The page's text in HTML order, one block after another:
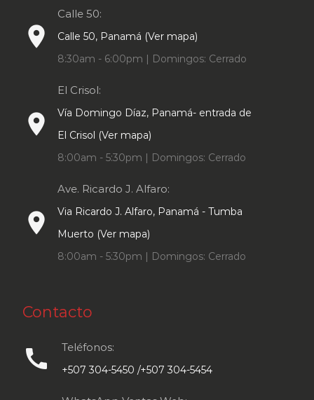
place
Calle 50:
Calle 50, Panamá (Ver mapa)
8:30am - 6:00pm | Domingos: Cerrado
place
El Crisol:
Vía Domingo Díaz, Panamá- entrada de
El Crisol (Ver mapa)
8:00am - 5:30pm | Domingos: Cerrado
place
Ave. Ricardo J. Alfaro:
Via Ricardo J. Alfaro, Panamá - Tumba
Muerto (Ver mapa)
8:00am - 5:30pm | Domingos: Cerrado
Contacto
call Teléfonos:
+507 304-5450 /+507 304-5454